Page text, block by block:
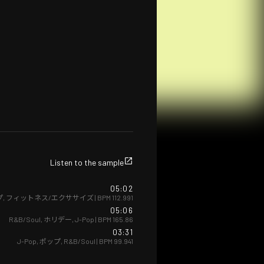
Listen to the sample
05:02
, フィットネス/エクササイズ | BPM 112.991
05:06
R&B/Soul, ホリデー, J-Pop | BPM 165.86
03:31
J-Pop, ポップ, R&B/Soul | BPM 99.941